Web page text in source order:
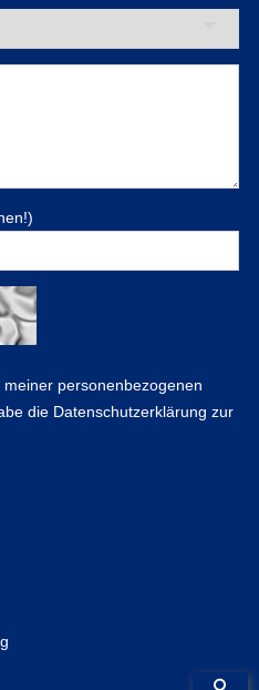
personenbezogenen
die Datenschutzerklärung zur